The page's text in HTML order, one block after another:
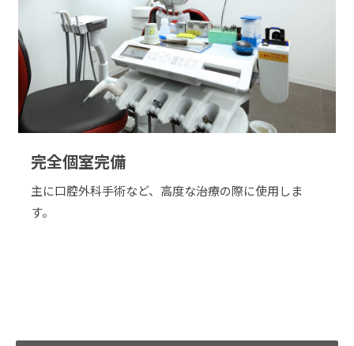
完全個室完備
主に口腔外科手術など、高度な治療の際に使用しま
す。